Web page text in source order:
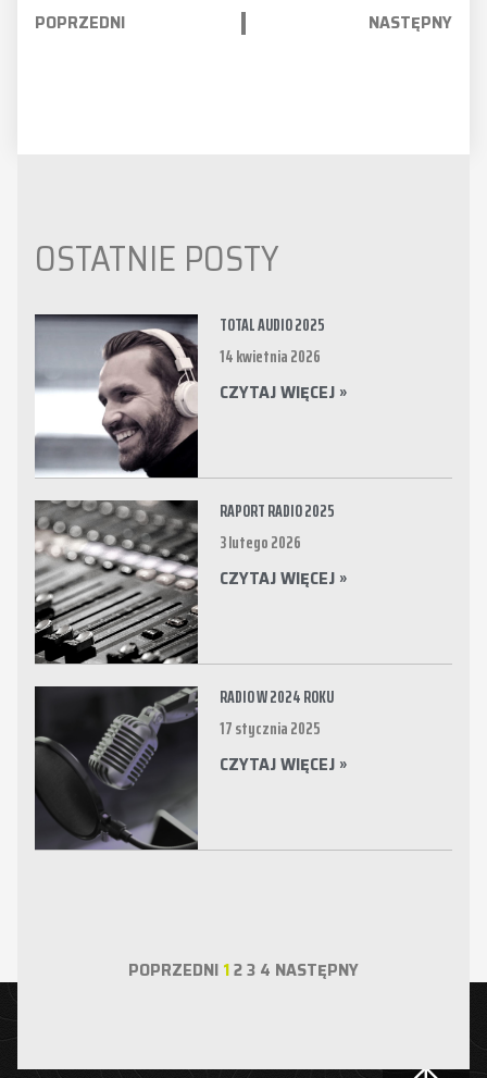
POPRZEDNI NASTĘPNY
OSTATNIE POSTY
TOTAL AUDIO 2025
14 kwietnia 2026
CZYTAJ WIĘCEJ »
RAPORT RADIO 2025
3 lutego 2026
CZYTAJ WIĘCEJ »
RADIO W 2024 ROKU
17 stycznia 2025
CZYTAJ WIĘCEJ »
POPRZEDNI 123 4 NASTĘPNY